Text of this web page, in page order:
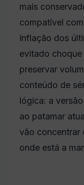
mais
compatível
inflação dos
evitado
preservar
conteúdo de
lógica: a
ao patamar
vão concentrar
onde está a